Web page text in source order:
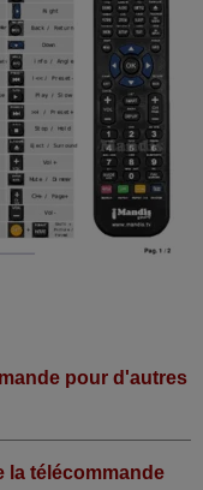
pour d'autres
la télécommande